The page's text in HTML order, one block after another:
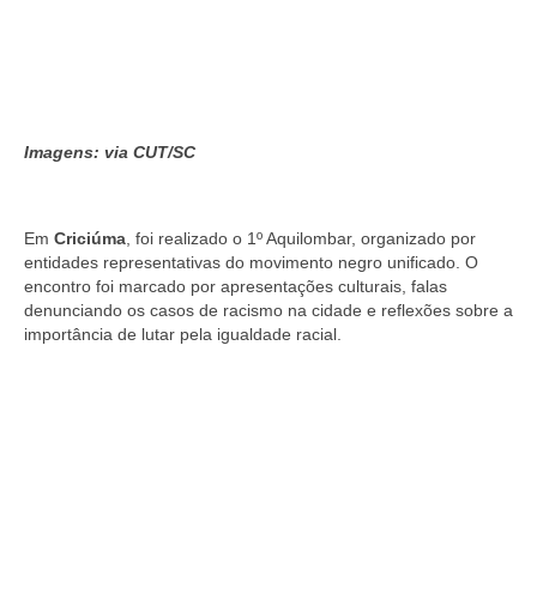
Imagens: via CUT/SC
Em Criciúma , foi realizado o 1º Aquilombar, organizado por
entidades representativas do movimento negro unificado. O
encontro foi marcado por apresentações culturais, falas
denunciando os casos de racismo na cidade e reflexões sobre a
importância de lutar pela igualdade racial.